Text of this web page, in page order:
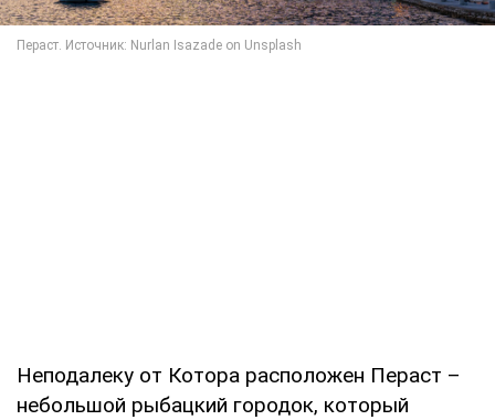
Неподалеку от Котора расположен Пераст –
небольшой рыбацкий городок, который